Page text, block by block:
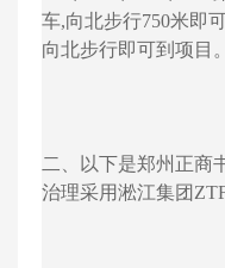
车,向北步行750米即
向北步行即可到项目。
二、以下是郑州正商
治理采用淞江集团